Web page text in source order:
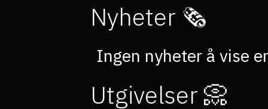
Nyheter 🗞
Ingen nyheter å vise
Utgivelser 📀